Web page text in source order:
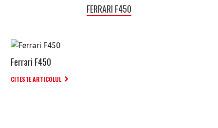
FERRARI F450
Ferrari F450
CITESTE ARTICOLUL